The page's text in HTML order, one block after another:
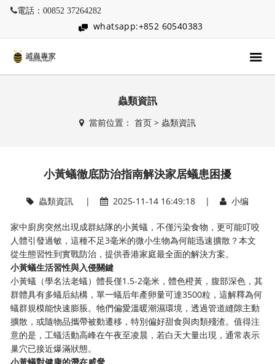
電話：00852 37264282
whatsapp:+852 60540383
蟲類資訊
當前位置： 首页> 蟲類資訊
小黃蟻徹底防治指南解決家居蟻患困擾
蟲類資訊| 2025-11-14 16:49:18 | 小编
家中廚房突然出現成群結隊的小黃蟻，不僅污染食物，更可能叮咬
人體引發過敏，這種不足3毫米的微小生物為何能迅速擴散？本文
從生態習性到實戰防治，提供香港家庭最全面的解決方案。
小黃蟻生活習性與入侵關鍵
小黃蟻（學名法老蟻）體長僅1.5-2毫米，體色橙黃，腹部深色，其
群體具有多蟻后結構，單一蟻后年產卵量可達3500粒，這解釋為何
蟻群規模能快速膨脹。牠們偏愛溫暖潮濕環境，透過管道縫隙主動
擴散，或隨物品攜帶被動遷移，特別偏好甜食與肉類殘渣。值得注
意的是，工蟻活動高峰在午夜至凌晨，若白天大量出現，通常表示
巢穴已接近爆滿狀態。